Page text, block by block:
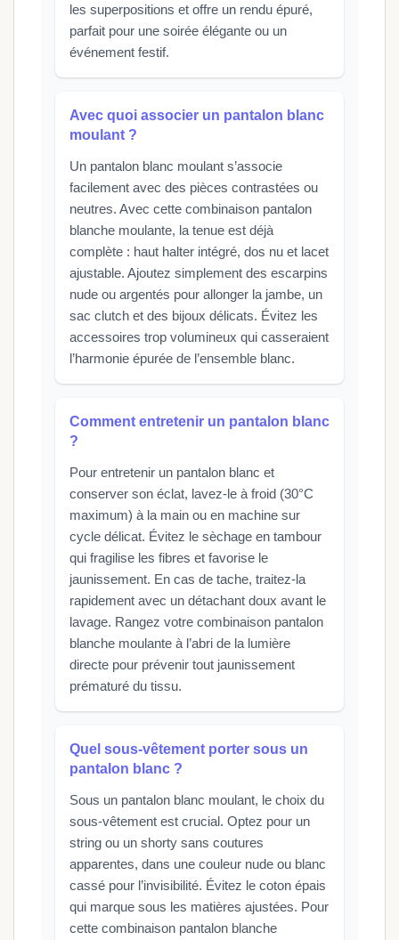
les superpositions et offre un rendu épuré,
parfait pour une soirée élégante ou un
événement festif.
Avec quoi associer un pantalon blanc
moulant ?
Un pantalon blanc moulant s’associe
facilement avec des pièces contrastées ou
neutres. Avec cette combinaison pantalon
blanche moulante, la tenue est déjà
complète : haut halter intégré, dos nu et lacet
ajustable. Ajoutez simplement des escarpins
nude ou argentés pour allonger la jambe, un
sac clutch et des bijoux délicats. Évitez les
accessoires trop volumineux qui casseraient
l’harmonie épurée de l’ensemble blanc.
Comment entretenir un pantalon blanc
?
Pour entretenir un pantalon blanc et
conserver son éclat, lavez-le à froid (30°C
maximum) à la main ou en machine sur
cycle délicat. Évitez le sèchage en tambour
qui fragilise les fibres et favorise le
jaunissement. En cas de tache, traitez-la
rapidement avec un détachant doux avant le
lavage. Rangez votre combinaison pantalon
blanche moulante à l’abri de la lumière
directe pour prévenir tout jaunissement
prématuré du tissu.
Quel sous-vêtement porter sous un
pantalon blanc ?
Sous un pantalon blanc moulant, le choix du
sous-vêtement est crucial. Optez pour un
string ou un shorty sans coutures
apparentes, dans une couleur nude ou blanc
cassé pour l’invisibilité. Évitez le coton épais
qui marque sous les matières ajustées. Pour
cette combinaison pantalon blanche